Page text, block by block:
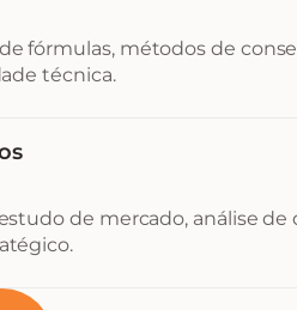
fórmulas, métodos de
técnica.
de mercado, análise de